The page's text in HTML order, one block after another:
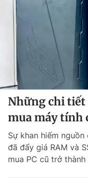
Chuyên mục khác
Chào ngày mới
Tin thị trường
Video
Sản phẩm khác
Tiện ích
Tin đã xem
Đăng xuất
Những chi
mua máy tính
Sự khan hiếm
đã đẩy giá RAM và
mua PC cũ trở